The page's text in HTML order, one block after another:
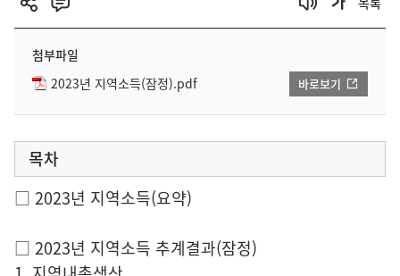
첨부파일
2023년 지역소득(잠정).pdf
바로보기
목차
□ 2023년 지역소득(요약)
□ 2023년 지역소득 추계결과(잠정)